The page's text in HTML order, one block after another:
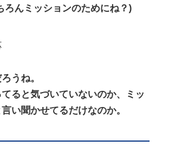
ろんミッションのためにね？)
うね。
ると気づいていないのか、ミッ
い聞かせてるだけなのか。